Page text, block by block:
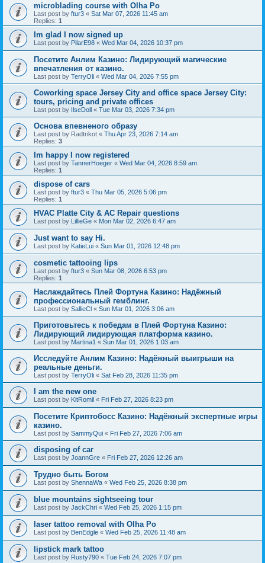
microblading course with Olha Po
Last post by ftur3 « Sat Mar 07, 2026 11:45 am
Replies: 1
Im glad I now signed up
Last post by PilarE98 « Wed Mar 04, 2026 10:37 pm
Посетите Анлим Казино: Лидирующий магические
впечатления от казино.
Last post by TerryOli « Wed Mar 04, 2026 7:55 pm
Coworking space Jersey City and office space Jersey City:
tours, pricing and private offices
Last post by IlseDoll « Tue Mar 03, 2026 7:34 pm
Основа впевненого образу
Last post by Radtrikot « Thu Apr 23, 2026 7:14 am
Replies: 3
Im happy I now registered
Last post by TannerHoeger « Wed Mar 04, 2026 8:59 am
Replies: 1
dispose of cars
Last post by ftur3 « Thu Mar 05, 2026 5:06 pm
Replies: 1
HVAC Platte City & AC Repair questions
Last post by LillieGe « Mon Mar 02, 2026 6:47 am
Just want to say Hi.
Last post by KatieLui « Sun Mar 01, 2026 12:48 pm
cosmetic tattooing lips
Last post by ftur3 « Sun Mar 08, 2026 6:53 pm
Replies: 1
Наслаждайтесь Плей Фортуна Казино: Надёжный
профессиональный гемблинг.
Last post by SallieCl « Sun Mar 01, 2026 3:06 am
Приготовьтесь к победам в Плей Фортуна Казино:
Лидирующий лидирующая платформа казино.
Last post by Martina1 « Sun Mar 01, 2026 1:03 am
Исследуйте Анлим Казино: Надёжный выигрыши на
реальные деньги.
Last post by TerryOli « Sat Feb 28, 2026 11:35 pm
I am the new one
Last post by KitRomil « Fri Feb 27, 2026 8:23 pm
Посетите Криптобосс Казино: Надёжный экспертные игры
казино.
Last post by SammyQui « Fri Feb 27, 2026 7:06 am
disposing of car
Last post by JoannGre « Fri Feb 27, 2026 12:26 am
Трудно быть Богом
Last post by ShennaWa « Wed Feb 25, 2026 8:38 pm
blue mountains sightseeing tour
Last post by JackChri « Wed Feb 25, 2026 1:15 pm
laser tattoo removal with Olha Po
Last post by BenEdgle « Wed Feb 25, 2026 11:48 am
lipstick mark tattoo
Last post by Rusty790 « Tue Feb 24, 2026 7:07 pm